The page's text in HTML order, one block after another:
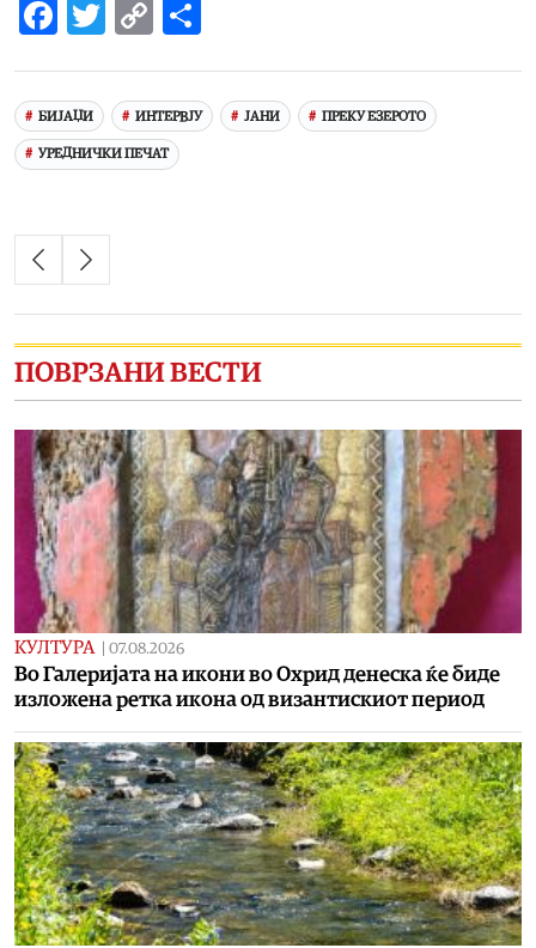
Facebook
Twitter
Copy
БИЈАЏИ ИНТЕРВЈУ ЈАНИ ПРЕКУ ЕЗЕРОТО
УРЕДНИЧКИ ПЕЧАТ
ПОВРЗАНИ ВЕСТИ
КУЛТУРА | 07.08.2026
Во Галеријата на икони во Охрид денеска ќе биде
изложена ретка икона од византискиот период